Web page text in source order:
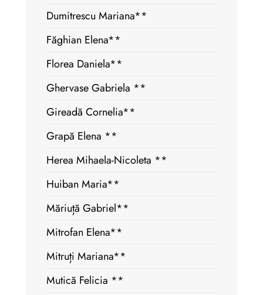
Dumitrescu Mariana**
Făghian Elena**
Florea Daniela**
Ghervase Gabriela **
Gireadă Cornelia**
Grapă Elena **
Herea Mihaela-Nicoleta **
Huiban Maria**
Măriuță Gabriel**
Mitrofan Elena**
Mitruți Mariana**
Mutică Felicia **